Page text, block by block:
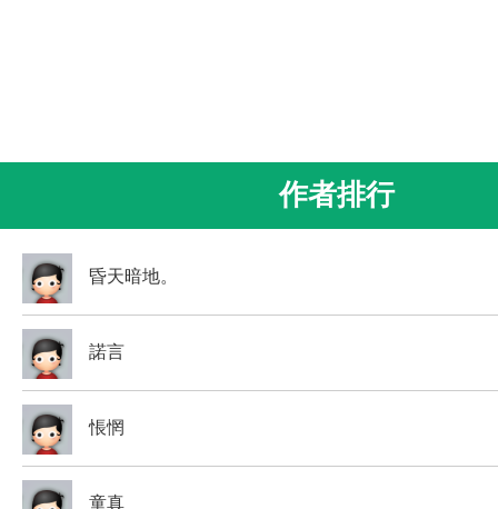
作者排行
昏天暗地。
諾言
悵惘
童真